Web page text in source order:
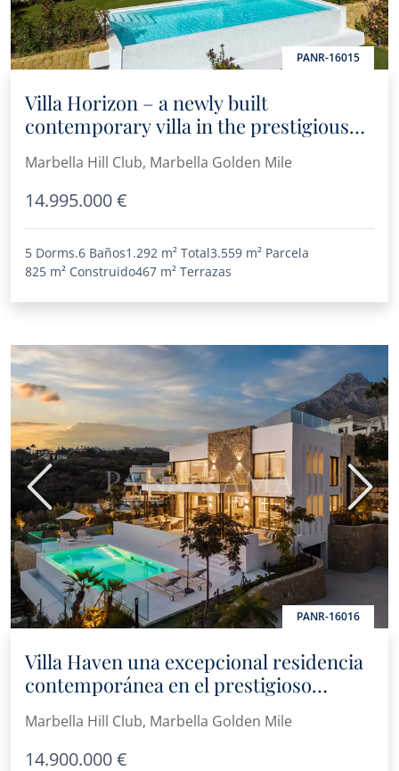
PANR-16015
Villa Horizon – a newly built
contemporary villa in the prestigious
Marbella Hill Club
Marbella Hill Club, Marbella Golden Mile
14.995.000 €
5 Dorms.6 Baños1.292 m² Total3.559 m² Parcela
825 m² Construido467 m² Terrazas
PANR-16016
Anterior
Villa Haven una excepcional residencia
contemporánea en el prestigioso
Marbella Hill Club
Marbella Hill Club, Marbella Golden Mile
14.900.000 €